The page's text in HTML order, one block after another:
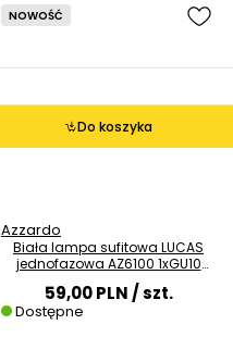
Do koszyka
NOWOŚĆ
Azzardo
Biała lampa sufitowa LUCAS
jednofazowa AZ6100 1xGU10
50W regulowana tubka
59,00 PLN/ szt.
Dostępne